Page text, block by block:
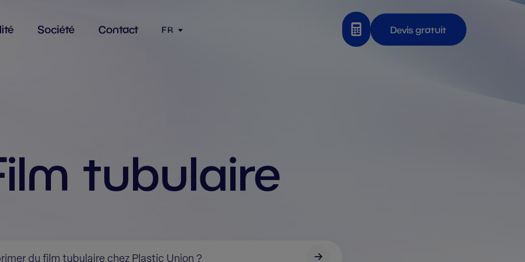
Société Contact FR Devis gratuit
tubulaire
du film tubulaire chez Plastic Union ?